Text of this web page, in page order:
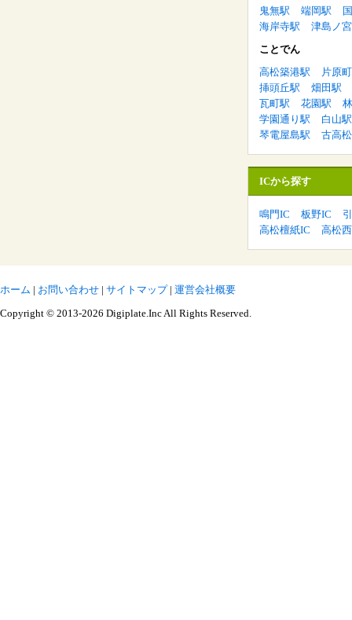
鬼無駅
端岡駅
海岸寺駅
津島ノ
ことでん
高松築港駅
片原
挿頭丘駅
畑田駅
瓦町駅
花園駅
学園通り駅
白山駅
琴電屋島駅
古高
ICから探す
鳴門IC 板野IC
高松檀紙IC
高松
ホーム | お問い合わせ | サイトマップ| 運営会社概要
Copyright © 2013-2026 Digiplate.Inc All Rights Reserved.